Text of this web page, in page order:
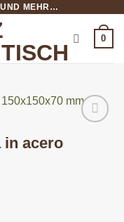
MEHR…
0
in acero